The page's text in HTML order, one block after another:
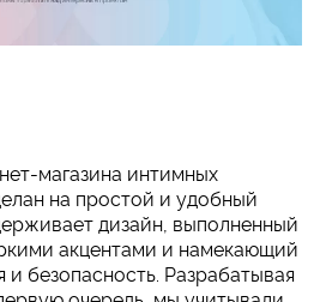
магазина интимных
на простой и удобный
дизайн, выполненный
акцентами и намекающий
и безопасность. Разрабатывая